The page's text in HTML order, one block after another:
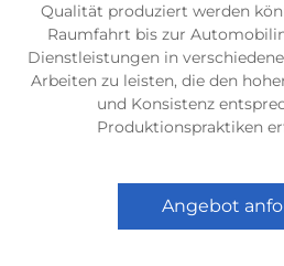
Qualität produziert werden
Raumfahrt bis zur
Dienstleistungen in
Arbeiten zu leisten, die den
und Konsistenz
Produktionspraktiken
Angebot